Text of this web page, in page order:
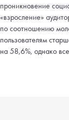
проникновение
«взросление»
по соотношению
пользователям
на 58,6%, однако